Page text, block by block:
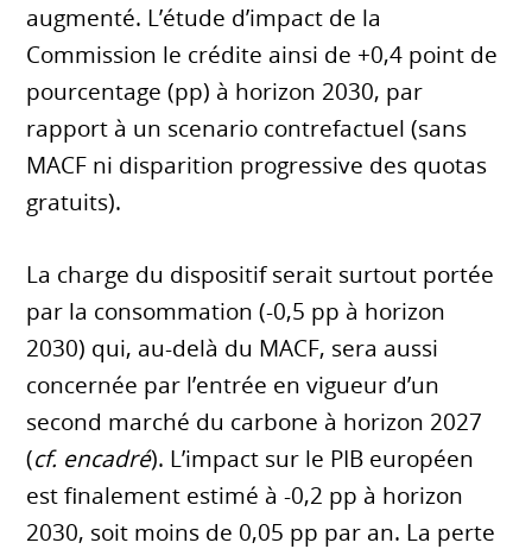
augmenté. L’étude d’impact de la
Commission le crédite ainsi de +0,4 point de
pourcentage (pp) à horizon 2030, par
rapport à un scenario contrefactuel (sans
MACF ni disparition progressive des quotas
gratuits).
La charge du dispositif serait surtout portée
par la consommation (-0,5 pp à horizon
2030) qui, au-delà du MACF, sera aussi
concernée par l’entrée en vigueur d’un
second marché du carbone à horizon 2027
(cf. encadré). L’impact sur le PIB européen
est finalement estimé à -0,2 pp à horizon
2030, soit moins de 0,05 pp par an. La perte